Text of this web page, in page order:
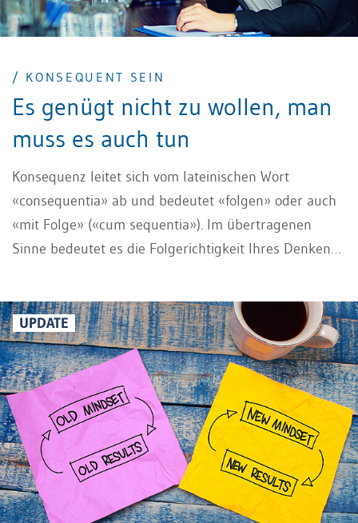
/ KONSEQUENT SEIN
Es genügt nicht zu wollen, man
muss es auch tun
Konsequenz leitet sich vom lateinischen Wort
«consequentia» ab und bedeutet «folgen» oder auch
«mit Folge» («cum sequentia»). Im übertragenen
Sinne bedeutet es die Folgerichtigkeit Ihres Denkens
erfolgreichen Leader und einem weniger
erfolgreichen liegt allein in der konsequenten
Umsetzung der vereinbarten Massnahmen, dem
Nachhalten, dem Dranbleiben, dem Follow-through,
bis das Ziel erreicht ist.
UPDATE